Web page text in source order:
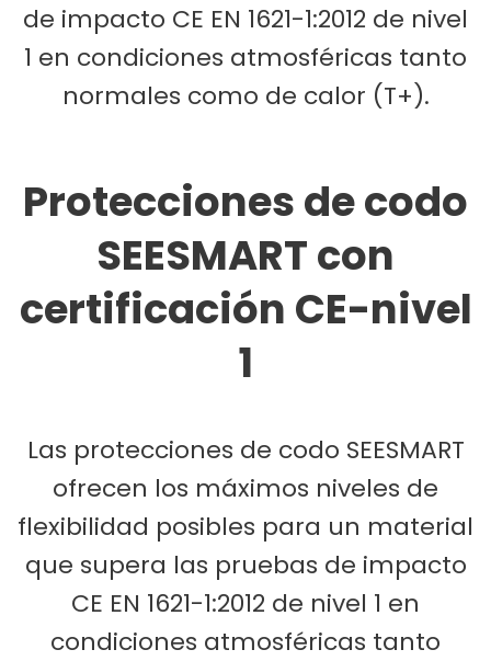
de impacto CE EN 1621-1:2012 de nivel
1 en condiciones atmosféricas tanto
normales como de calor (T+).
Protecciones de codo
SEESMART con
certificación CE-nivel
1
Las protecciones de codo SEESMART
ofrecen los máximos niveles de
flexibilidad posibles para un material
que supera las pruebas de impacto
CE EN 1621-1:2012 de nivel 1 en
condiciones atmosféricas tanto